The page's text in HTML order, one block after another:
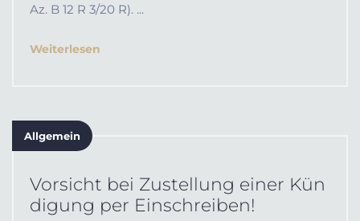
Az. B 12 R 3/20 R). ...
Weiterlesen
Allgemein
Vorsicht bei Zustellung einer Kün
digung per Einschreiben!